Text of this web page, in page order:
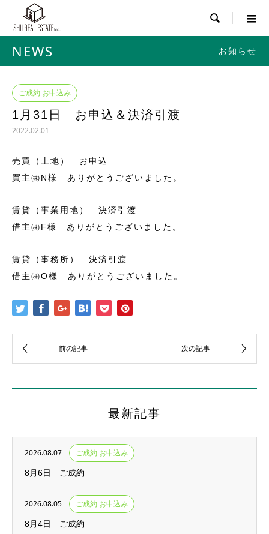

NEWS お知らせ
ご成約 お申込み
1月31日 お申込＆決済引渡
2022.02.01
売買（土地） お申込
買主㈱N様 ありがとうございました。
賃貸（事業用地） 決済引渡
借主㈱F様 ありがとうございました。
賃貸（事務所） 決済引渡
借主㈱O様 ありがとうございました。
最新記事
2026.08.07 ご成約 お申込み
8月6日 ご成約
2026.08.05 ご成約 お申込み
8月4日 ご成約